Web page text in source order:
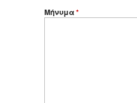
Μήνυμα*